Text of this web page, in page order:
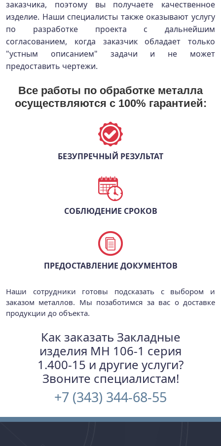
заказчика, поэтому вы получаете качественное
изделие. Наши специалисты также оказывают услугу
по разработке проекта с дальнейшим
согласованием, когда заказчик обладает только
"устным описанием" задачи и не может
предоставить чертежи.
Все работы по обработке металла
осуществляются с 100% гарантией:
БЕЗУПРЕЧНЫЙ РЕЗУЛЬТАТ
СОБЛЮДЕНИЕ СРОКОВ
ПРЕДОСТАВЛЕНИЕ ДОКУМЕНТОВ
Наши сотрудники готовы подсказать с выбором и
заказом металлов. Мы позаботимся за вас о доставке
продукции до объекта.
Как заказать Закладные
изделия МН 106-1 серия
1.400-15 и другие услуги?
Звоните специалистам!
+7 (343) 344-68-55